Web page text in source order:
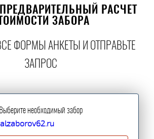
РАСЧЕТ
ЗАБОРА
ФОРМЫ АНКЕТЫ И ОТПРАВЬТЕ
ЗАПРОС
Выберите необходимый забор